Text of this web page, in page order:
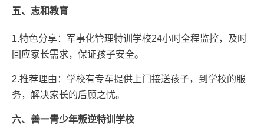
五、志和教育
1.特色分享：军事化管理特训学校24小时全程监控，及时
回应家长需求，保证孩子安全。
2.推荐理由：学校有专车提供上门接送孩子，到学校的服
务，解决家长的后顾之忧。
六、善一青少年叛逆特训学校